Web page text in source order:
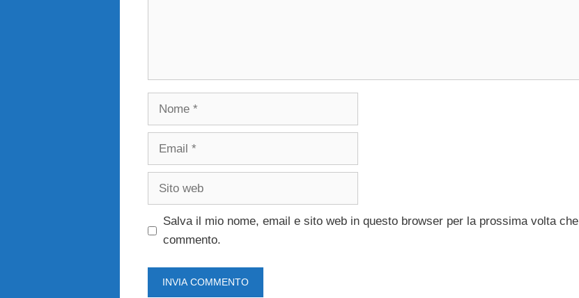
Nome
Email
Sito
Salva il mio nome, email e sito web in questo browser per la prossima volta che
commento.